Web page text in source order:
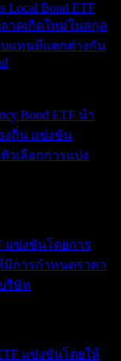
Local Bond ETF
าดเกิดใหม่ในสกุล
บแทนที่แตกต่างกัน
Bond ETF นำ
งถิ่น แข่งขัน
วเลือกการแบ่ง
แข่งขันโดยการ
การกำหนดราคา
ริษัท
ETF แข่งขันโดยให้